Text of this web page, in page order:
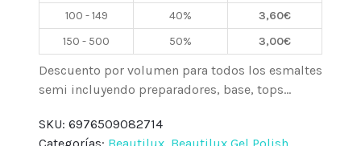
cantidad100 - 149
40% 3,60€
150 - 500
50% 3,00€
Descuento por volumen para todos los esmaltes
semi incluyendo preparadores, base, tops...
SKU: 6976509082714